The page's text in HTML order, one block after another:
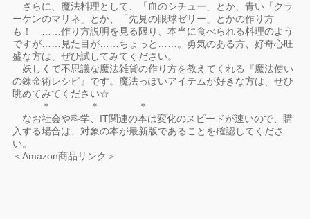
さらに、魔法料理として、「血のシチュー」とか、青い「クラ
ーケンのマリネ」とか、「先見の眼球ゼリー」とかの作り方
も！ ……作り方説明を見る限り、本当に食べられる料理のよう
ですが……見た目が……ちょっと……。勇気のある方、好奇心旺
盛な方は、ぜひ試してみてください。
妖しくて不思議な魔法雑貨の作り方を教えてくれる『魔法使い
の錬金術レシピ』です。魔法っぽいアイテムが好きな方は、せひ
眺めてみてください☆
＊ ＊ ＊
なお社会や科学、IT関連の本は変化のスピードが速いので、購
入する場合は、対象の本が最新版であることを確認してくださ
い。
＜Amazon商品リンク＞